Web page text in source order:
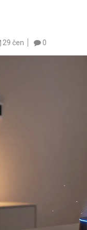
29 čen 0